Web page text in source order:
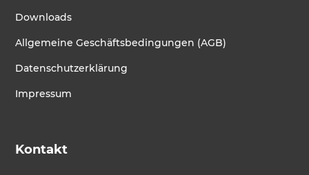
Downloads
Allgemeine Geschäftsbedingungen (AGB)
Datenschutzerklärung
Impressum
Kontakt